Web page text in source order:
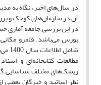
در سال‌های اخیر، نگاه به
آن در سازمان‌های کوچک و
در این بررسی جامعه آماری
بورس می‌باشد. قلمرو
‌‌ریسک‌های مختلف شناسایی
نظر اساتید و خبرگان بعضی